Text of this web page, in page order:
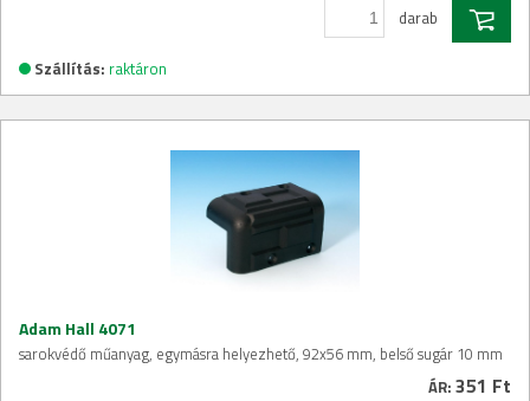
darab
Szállítás: raktáron
Adam Hall 4071
sarokvédő műanyag, egymásra helyezhető, 92x56 mm, belső sugár 10 mm
ÁR: 351 Ft